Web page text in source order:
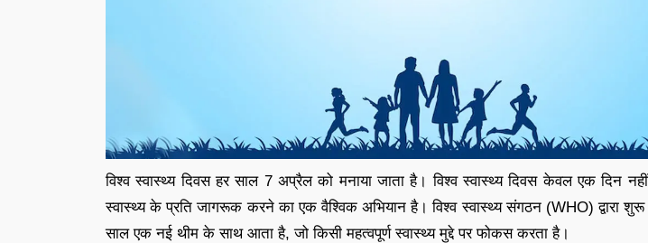
विश्व स्वास्थ्य दिवस हर साल 7 अप्रैल को मनाया जाता है। विश्व स्वास्थ्य दिवस केवल एक दिन
स्वास्थ्य के प्रति जागरूक करने का एक वैश्विक अभियान है। विश्व स्वास्थ्य संगठन (WHO) द्वारा शुरू
साल एक नई थीम के साथ आता है, जो किसी महत्वपूर्ण स्वास्थ्य मुद्दे पर फोकस करता है।